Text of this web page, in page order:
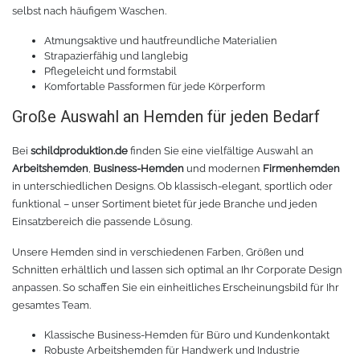
selbst nach häufigem Waschen.
Atmungsaktive und hautfreundliche Materialien
Strapazierfähig und langlebig
Pflegeleicht und formstabil
Komfortable Passformen für jede Körperform
Große Auswahl an Hemden für jeden Bedarf
Bei schildproduktion.de finden Sie eine vielfältige Auswahl an
Arbeitshemden Business-Hemden und modernen Firmenhemden
in unterschiedlichen Designs. Ob klassisch-elegant, sportlich oder
funktional – unser Sortiment bietet für jede Branche und jeden
Einsatzbereich die passende Lösung.
Unsere Hemden sind in verschiedenen Farben, Größen und
Schnitten erhältlich und lassen sich optimal an Ihr Corporate Design
anpassen. So schaffen Sie ein einheitliches Erscheinungsbild für Ihr
gesamtes Team.
Klassische Business-Hemden für Büro und Kundenkontakt
Robuste Arbeitshemden für Handwerk und Industrie